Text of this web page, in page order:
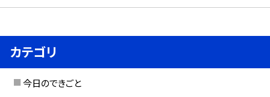
カテゴリ
今日のできごと